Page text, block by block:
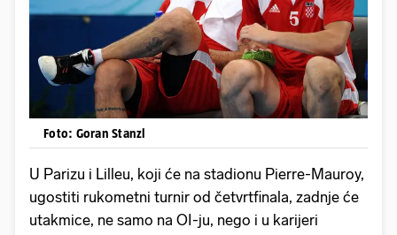
Foto: Goran Stanzl
U Parizu i Lilleu, koji će na stadionu Pierre-Mauroy,
ugostiti rukometni turnir od četvrtfinala, zadnje će
utakmice, ne samo na OI-ju, nego i u karijeri